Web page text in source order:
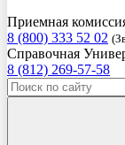
Приемная
8 (800) 333 52 02
Справочная
8 (812) 269-57-58